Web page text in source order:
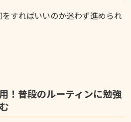
すればいいのか迷わず進められ
！普段のルーティンに勉強